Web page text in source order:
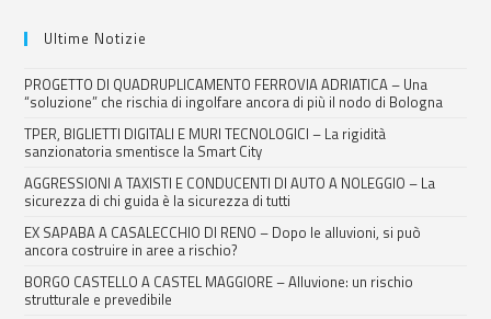
Ultime Notizie
PROGETTO DI QUADRUPLICAMENTO FERROVIA ADRIATICA – Una
“soluzione” che rischia di ingolfare ancora di più il nodo di Bologna
TPER, BIGLIETTI DIGITALI E MURI TECNOLOGICI – La rigidità
sanzionatoria smentisce la Smart City
AGGRESSIONI A TAXISTI E CONDUCENTI DI AUTO A NOLEGGIO – La
sicurezza di chi guida è la sicurezza di tutti
EX SAPABA A CASALECCHIO DI RENO – Dopo le alluvioni, si può
ancora costruire in aree a rischio?
BORGO CASTELLO A CASTEL MAGGIORE – Alluvione: un rischio
strutturale e prevedibile